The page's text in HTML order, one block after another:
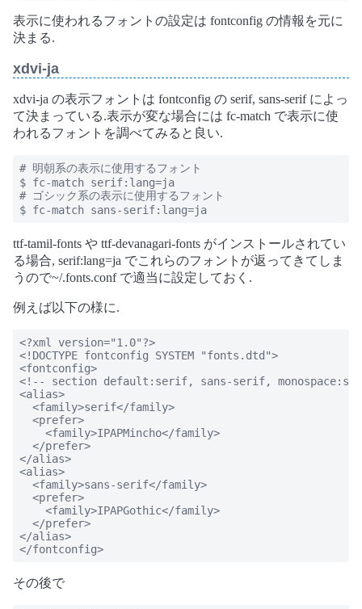
表示に使われるフォントの設定は fontconfig の情報を元に
決まる.
xdvi-ja
xdvi-ja の表示フォントは fontconfig の serif, sans-serif によっ
て決まっている.表示が変な場合には fc-match で表示に使
われるフォントを調べてみると良い.
# 明朝系の表示に使用するフォント
$ fc-match serif:lang=ja
# ゴシック系の表示に使用するフォント
$ fc-match sans-serif:lang=ja
ttf-tamil-fonts や ttf-devanagari-fonts がインストールされてい
る場合, serif:lang=ja でこれらのフォントが返ってきてしま
うので~/.fonts.conf で適当に設定しておく.
例えば以下の様に.
<?xml version="1.0"?>
<!DOCTYPE fontconfig SYSTEM "fonts.dtd">
<fontconfig>
<!-- section default:serif, sans-serif,
<alias>
  <family>serif</family>
  <prefer>
    <family>IPAPMincho</family>
  </prefer>
</alias>
<alias>
  <family>sans-serif</family>
  <prefer>
    <family>IPAPGothic</family>
  </prefer>
</alias>
</fontconfig>
その後で